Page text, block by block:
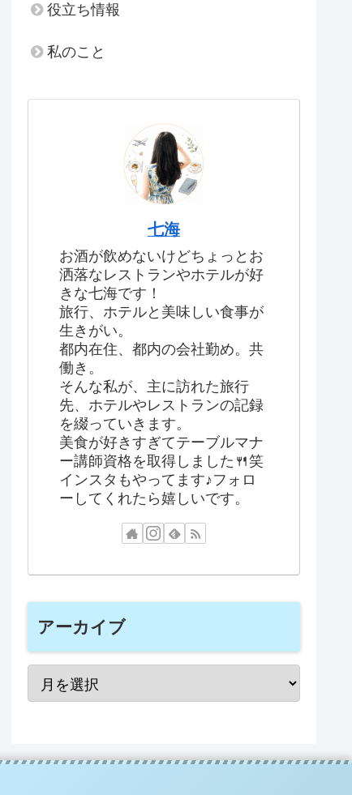
役立ち情報
私のこと
七海
お酒が飲めないけどちょっとお
洒落なレストランやホテルが好
きな七海です！
旅行、ホテルと美味しい食事が
生きがい。
都内在住、都内の会社勤め。共
働き。
そんな私が、主に訪れた旅行
先、ホテルやレストランの記録
を綴っていきます。
美食が好きすぎてテーブルマナ
ー講師資格を取得しました🍴笑
インスタもやってます♪フォロ
ーしてくれたら嬉しいです。
アーカイブ